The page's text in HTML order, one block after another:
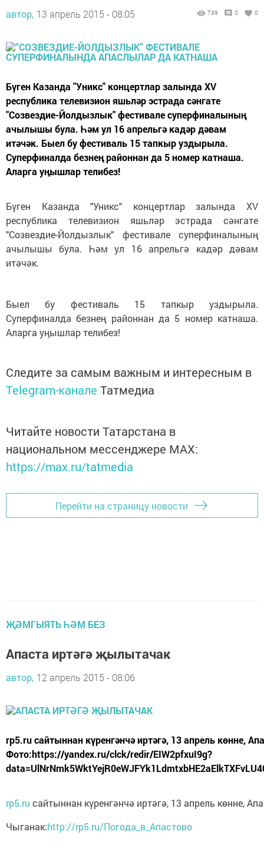
автор, 13 апрель 2015 - 08:05 739 0 0
Бүген Казанда "Уникс" концертлар залында XV
республика телевизион яшьләр эстрада сәнгате
"Созвездие-Йолдызлык" фестивале суперфиналының
ачылышы була. Һәм ул 16 апрельгә кадәр дәвам
итәчәк. Быел бу фестиваль 15 тапкыр уздырыла.
Суперфиналда безнең районнан да 5 номер катнаша.
Аларга уңышлар телибез!
Бүген Казанда "Уникс" концертлар залында XV
республика телевизион яшьләр эстрада сәнгате
"Созвездие-Йолдызлык" фестивале суперфиналының
ачылышы була. Һәм ул 16 апрельгә кадәр дәвам
итәчәк.
Быел бу фестиваль 15 тапкыр уздырыла.
Суперфиналда безнең районнан да 5 номер катнаша.
Аларга уңышлар телибез!
Следите за самым важным и интересным в
Telegram-канале Татмедиа
Читайте новости Татарстана в
национальном мессенджере MАХ:
https://max.ru/tatmedia
Перейти на страницу новости
ҖӘМГЫЯТЬ ҺӘМ БЕЗ
Апаста иртәгә җылытачак
автор, 12 апрель 2015 - 08:06
rp5.ru сайтыннан күренгәнчә иртәгә, 13 апрель көнне,
Фото:https://yandex.ru/clck/redir/EIW2pfxuI9g?
rp5.ru сайтыннан күренгәнчә иртәгә, 13 апрель көнне,
Чыганак:http://rp5.ru/Погода_в_Апастово